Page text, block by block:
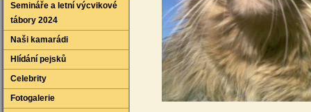
Semináře a letní výcvikové
tábory 2024
Naši kamarádi
Hlídání pejsků
Celebrity
Fotogalerie